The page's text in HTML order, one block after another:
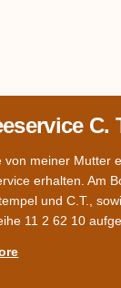
C.
von meiner Mutter
erhalten. Am
und C.T.,
11 2 62 10